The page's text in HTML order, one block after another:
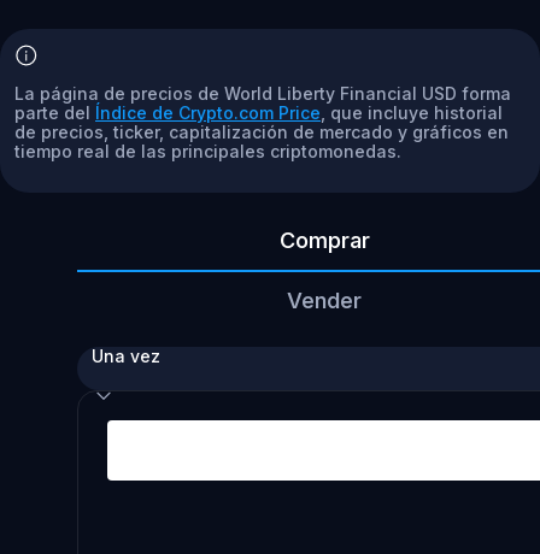
La página de precios de World Liberty Financial USD forma
parte del Índice de Crypto.com Price , que incluye historial
de precios, ticker, capitalización de mercado y gráficos en
tiempo real de las principales criptomonedas.
Comprar
Vender
Una vez